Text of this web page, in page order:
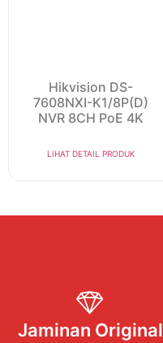
Hikvision DS-
7608NXI-K1/8P(D)
NVR 8CH PoE 4K
LIHAT DETAIL PRODUK
Jaminan Original